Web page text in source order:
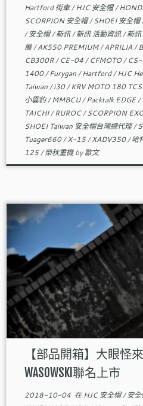
Hartford 街車/HJC 安全帽/
SCORPION 安全帽/SHOEI 安全帽
/安全帽/新訊/新訊 活動資訊/新
展/AK550 PREMIUM/APRILIA/
CB300R/CE-04/CFMOTO/
1400/Furygan/Hartford/HJC
Taiwan/i30/KRV MOTO 180 TCS
小雲豹/MMBCU/Packtalk EDGE/
TAICHI/RUROC/SCORPION
SHOEI Taiwan 安全帽台灣總代理/
Tuager660/X-15/XADV350/哈
125/榮秋重機by歐文
【部品開箱】大眼怪來
WASOWSKI聯名上市
2018-10-04在HJC 安全帽/安